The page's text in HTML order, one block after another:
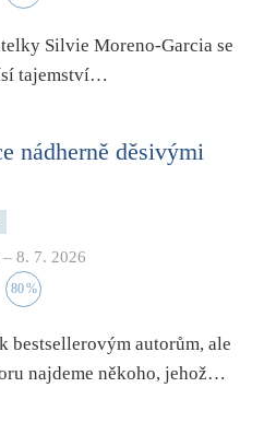
Silvie Moreno-Garcia se
tajemství…
nádherně děsivými
– 8. 7. 2026
80%
bestsellerovým autorům, ale
najdeme někoho, jehož…